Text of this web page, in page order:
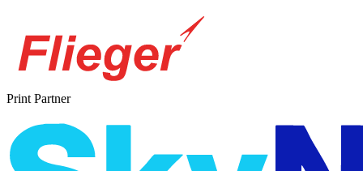
Print Partner